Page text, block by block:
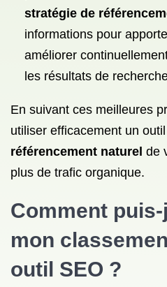
stratégie de
informations pour
améliorer
les résultats de
En suivant ces meilleures
utiliser efficacement un
référencement naturel de
plus de trafic organique.
Comment
mon
outil SEO ?